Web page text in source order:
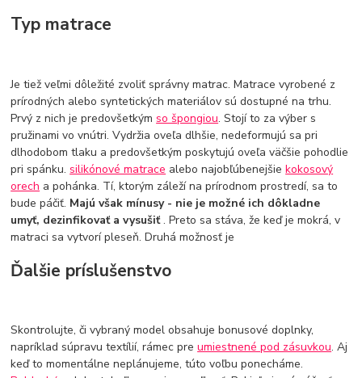
Typ matrace
Je tiež veľmi dôležité zvoliť správny matrac. Matrace vyrobené z
prírodných alebo syntetických materiálov sú dostupné na trhu.
Prvý z nich je predovšetkýmso špongiou. Stojí to za výber s
pružinami vo vnútri. Vydržia oveľa dlhšie, nedeformujú sa pri
dlhodobom tlaku a predovšetkým poskytujú oveľa väčšie pohodlie
pri spánku.silikónové matrace alebo najobľúbenejšiekokosový
orech a pohánka. Tí, ktorým záleží na prírodnom prostredí, sa to
bude páčiť. Majú však mínusy - nie je možné ich dôkladne
umyť, dezinfikovať a vysušiť. Preto sa stáva, že keď je mokrá, v
matraci sa vytvorí pleseň. Druhá možnosť je
Ďalšie príslušenstvo
Skontrolujte, či vybraný model obsahuje bonusové doplnky,
napríklad súpravu textílií, rámec preumiestnené pod zásuvkou. Aj
keď to momentálne neplánujeme, túto voľbu ponecháme.